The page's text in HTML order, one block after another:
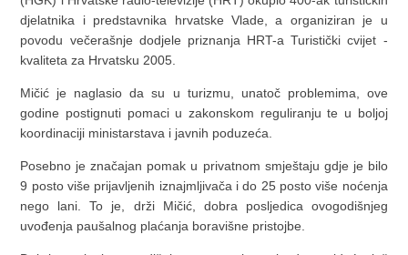
djelatnika i predstavnika hrvatske Vlade, a organiziran je u
povodu večerašnje dodjele priznanja HRT-a Turistički cvijet -
kvaliteta za Hrvatsku 2005.
Mičić je naglasio da su u turizmu, unatoč problemima, ove
godine postignuti pomaci u zakonskom reguliranju te u boljoj
koordinaciji ministarstava i javnih poduzeća.
Posebno je značajan pomak u privatnom smještaju gdje je bilo
9 posto više prijavljenih iznajmljivača i do 25 posto više noćenja
nego lani. To je, drži Mičić, dobra posljedica ovogodišnjeg
uvođenja paušalnog plaćanja boravišne pristojbe.